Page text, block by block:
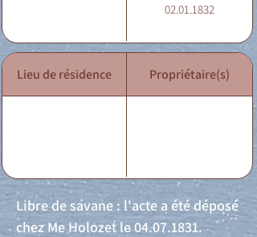
02.01.1832
Lieu de résidence Propriétaire(s)
Libre de savane : l'acte a été déposé
chez Me Holozet le04.07.1831.